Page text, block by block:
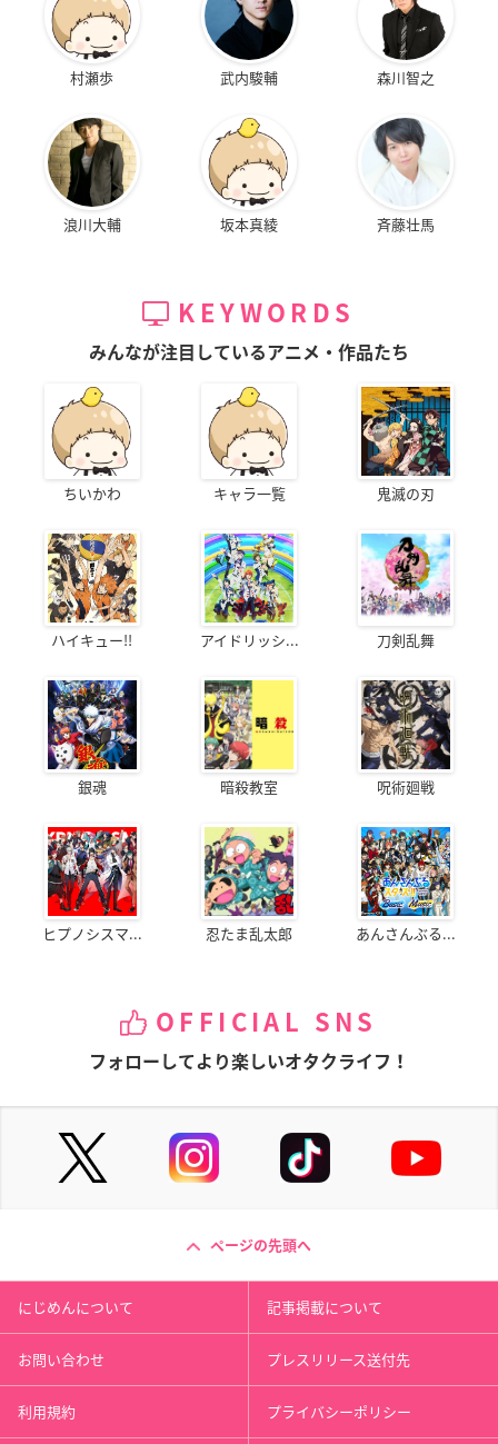
村瀬歩 武内駿輔 森川智之
浪川大輔 坂本真綾 斉藤壮馬
KEYWORDS
みんなが注目しているアニメ・作品たち
ちいかわ キャラ一覧 鬼滅の刃
ハイキュー!! アイドリッシ... 刀剣乱舞
銀魂 暗殺教室 呪術廻戦
ヒプノシスマ... 忍たま乱太郎 あんさんぶる...
OFFICIAL SNS
フォローしてより楽しいオタクライフ！
ページの先頭へ
にじめんについて 記事掲載について
お問い合わせ プレスリリース送付先
利用規約 プライバシーポリシー